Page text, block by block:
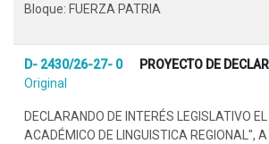
Bloque: FUERZA PATRIA
D- 2430/26-27- 0 PROYECTO DE
Original
DECLARANDO DE INTERÉS LEGISLATIVO
ACADÉMICO DE LINGUISTICA REGIONAL",